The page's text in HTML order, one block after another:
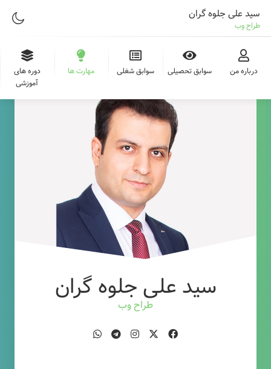
سید علی جلوه گران
طراح وب
درباره من سوابق تحصیلی سوابق شغلی مهارت ها
دوره های
آموزشی
سید علی جلوه گران
طراح وب